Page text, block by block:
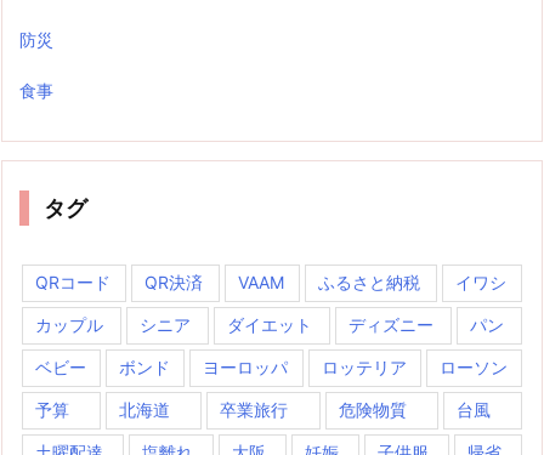
防災
食事
タグ
QRコード QR決済 VAAM ふるさと納税 イワシ
カップル シニア ダイエット ディズニー パン
ベビー ボンド ヨーロッパ ロッテリア ローソン
予算 北海道 卒業旅行 危険物質 台風